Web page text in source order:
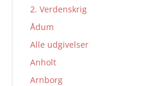
2. Verdenskrig
Ådum
Alle udgivelser
Anholt
Arnborg